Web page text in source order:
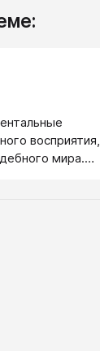
восприятия,
мира.